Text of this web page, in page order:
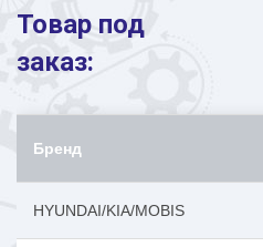
Товар под
заказ:
Бренд
HYUNDAI/KIA/MOBIS